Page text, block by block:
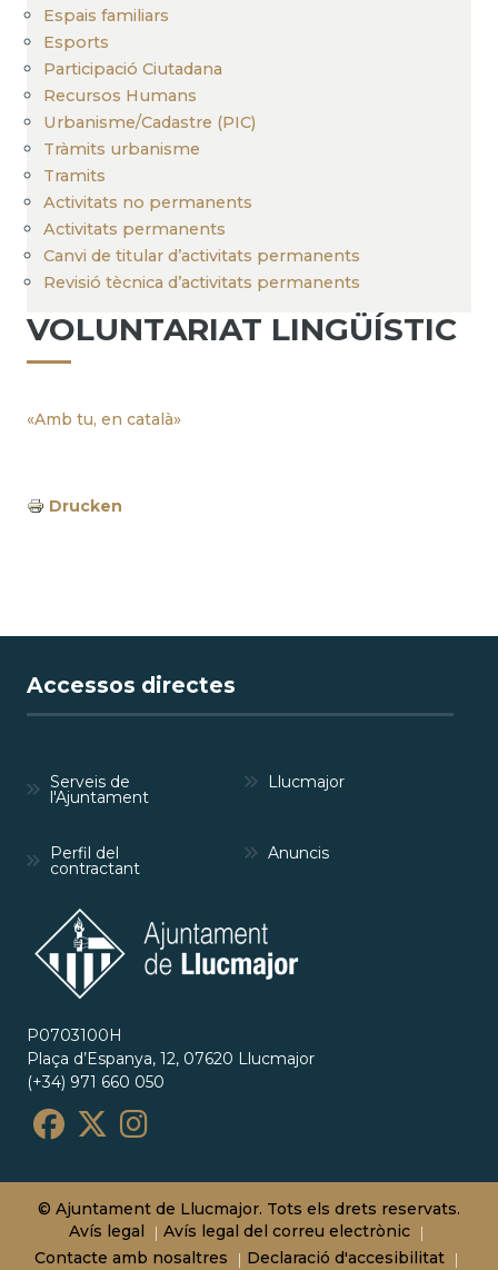
Espais familiars
Esports
Participació Ciutadana
Recursos Humans
Urbanisme/Cadastre (PIC)
Tràmits urbanisme
Tramits
Activitats no permanents
Activitats permanents
Canvi de titular d’activitats permanents
Revisió tècnica d’activitats permanents
VOLUNTARIAT LINGÜÍSTIC
«Amb tu, en català»
Drucken
Accessos directes
Serveis de
l'Ajuntament
Llucmajor
Perfil del
contractant
Anuncis
P0703100H
Plaça d’Espanya, 12, 07620 Llucmajor
(+34) 971 660 050
© Ajuntament de Llucmajor. Tots els drets reservats.
Avís legal
Avís legal del correu electrònic
Contacte amb nosaltres
Declaració d'accesibilitat